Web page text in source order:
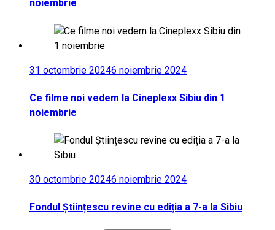
noiembrie
31 octombrie 20246 noiembrie 2024
Ce filme noi vedem la Cineplexx Sibiu din 1
noiembrie
30 octombrie 20246 noiembrie 2024
Fondul Științescu revine cu ediția a 7-a la Sibiu